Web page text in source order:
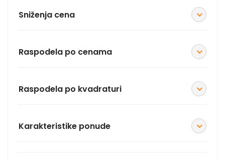
Sniženja cena
Raspodela po cenama
Raspodela po kvadraturi
Karakteristike ponude